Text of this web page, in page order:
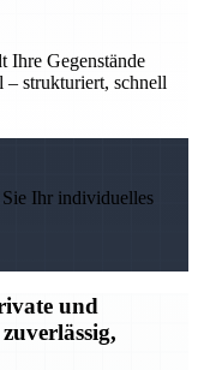
Ihre Gegenstände
– strukturiert, schnell
Ihr individuelles
und